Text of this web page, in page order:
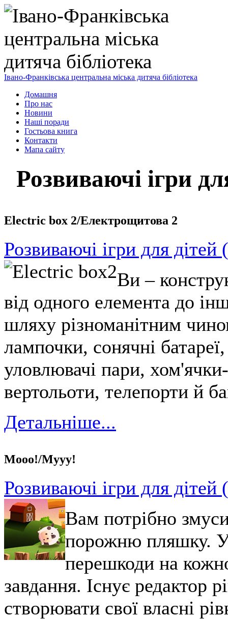
Івано-Франківська центральна міська дитяча бібліотека
Домашня
Про нас
Новини
Наші поради
Гостьова книга
Контакти
Мапа сайту
Розвиваючі ігри
Electrіc box 2/Електрощитова 2
Розвиваючі ігри для
Ви –
від одного елемента до
шляху різноманітним
лампочки, сонячні
уловлювачі пари,
вертольоти, телепорти й
Детальніше...
Mooo!/Мууу!
Розвиваючі ігри для
Вам потрібно
порожню пляшку.
перешкоди на
завдання. Існує редактор
створювати свої власні